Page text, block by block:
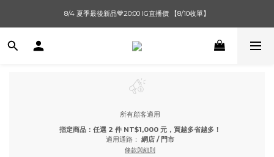
單筆滿$1000【先付款】 / 滿$2000【超取付款】 🚚免運費
8/4 夏季最後新品💙20:00 IG直播價 【8/10收單】
單筆滿$1000【先付款】 / 滿$2000【超取付款】 🚚免運費
所有顧客適用
指定商品：任選 2 件 NT$1,000 元，買越多省越多！
適用通路： 網店 / 門市
條款與細則